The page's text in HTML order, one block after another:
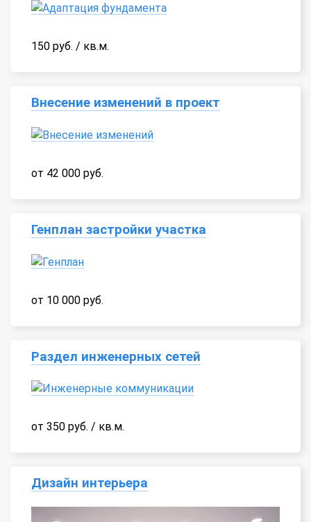
150 руб. / кв.м.
Внесение изменений в проект
от 42 000 руб.
Генплан застройки участка
от 10 000 руб.
Раздел инженерных сетей
от 350 руб. / кв.м.
Дизайн интерьера